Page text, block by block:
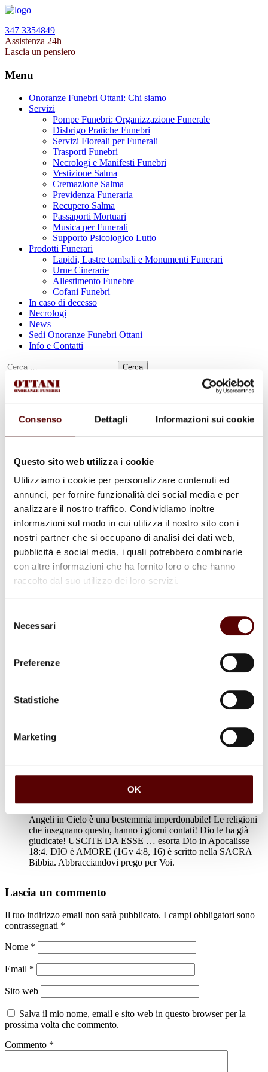
Consenso Dettagli Informazioni sui cookie
Questo sito web utilizza i cookie
Utilizziamo i cookie per personalizzare contenuti ed
annunci, per fornire funzionalità dei social media e per
analizzare il nostro traffico. Condividiamo inoltre
informazioni sul modo in cui utilizza il nostro sito con i
nostri partner che si occupano di analisi dei dati web,
pubblicità e social media, i quali potrebbero combinarle
con altre informazioni che ha fornito loro o che hanno
raccolto dal suo utilizzo dei loro servizi.
delNecessari
Preferenze
Statistiche
Marketing
OK
347 3354849
Assistenza 24h
Lascia un pensiero
Menu
Onoranze Funebri Ottani: Chi siamo
Servizi
Pompe Funebri: Organizzazione Funerale
Disbrigo Pratiche Funebri
Servizi Floreali per Funerali
Trasporti Funebri
Necrologi e Manifesti Funebri
Vestizione Salma
Cremazione Salma
Previdenza Funeraria
Recupero Salma
Passaporti Mortuari
Musica per Funerali
Supporto Psicologico Lutto
Prodotti Funerari
Lapidi, Lastre tombali e Monumenti Funerari
Urne Cinerarie
Allestimento Funebre
Cofani Funebri
In caso di decesso
Necrologi
News
Sedi Onoranze Funebri Ottani
Info e Contatti
Cerca
per:
Antonella Carta
in Marzola
25 Agosto 1962 - 2 Marzo 2023
Condividi questa pagina
luogo di sepoltura
Matteo Alessandria: Ministro della Parola di Dio
9 Marzo 2023 a 05:26
Sentita partecipazione al Vostro dolore! Niente è perduto per
sempre per chi impara SUBITO umilmente ad ADORARE
Angeli in Cielo è una bestemmia imperdonabile! Le religioni
che insegnano questo, hanno i giorni contati! Dio le ha già
giudicate! USCITE DA ESSE … esorta Dio in Apocalisse
18:4. DIO è AMORE (1Gv 4:8, 16) è scritto nella SACRA
Bibbia. Abbracciandovi prego per Voi.
Lascia un commento
Il tuo indirizzo email non sarà pubblicato. I campi obbligatori sono
contrassegnati *
Nome *
Email *
Sito web
Salva il mio nome, email e sito web in questo browser per la
prossima volta che commento.
Commento *